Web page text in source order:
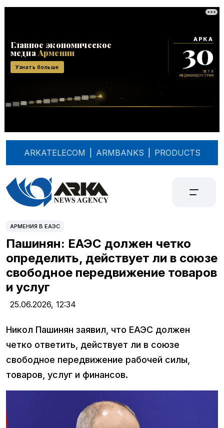
ARKATELECOM ARMBANKS PRODUCTS
АРМЕНИЯ В ЕАЭС
Пашинян: ЕАЭС должен четко
определить, действует ли в союзе
свободное передвижение товаров
и услуг
25.06.2026, 12:34
Никол Пашинян заявил, что ЕАЭС должен
четко ответить, действует ли в союзе
свободное передвижение рабочей силы,
товаров, услуг и финансов.